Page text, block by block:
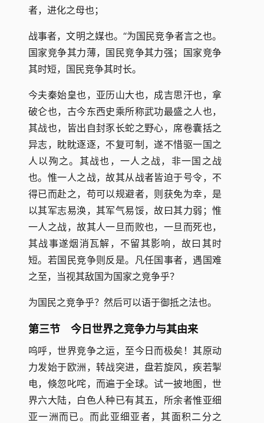
者，进化之母也；
战事者，文明之媒也。“为国民竞争者言之也。
国家竞争其力薄，国民竞争其力强；国家竞争
其时短，国民竞争其时长。
今夫秦始皇也，亚历山大也，成吉思汗也，拿
破仑也，古今东西史乘所称武功最盛之人也，
其战也，皆出自封豕长蛇之野心，席卷囊括之
异志，眈眈逐逐，不复可制，遂不惜驱一国之
人以殉之。其战也，一人之战，非一国之战
也。惟一人之战，故其从战者皆迫于号令，不
得已而赴之，苟可以规避者，则获免为幸，是
以其军志易涣，其军气易馁，故曰其力弱；惟
一人之战，故其人一旦而败也，一旦而死也，
其战事遂烟消瓦解，不留其影响，故曰其时
短。若国民竞争则反是。凡任国事者，遇国难
之至，当视其敌国为国家之竞争乎？
为国民之竞争乎？然后可以语于御抵之法也。
第三节 今日世界之竞争力与其由来
呜呼，世界竞争之运，至今日而极矣！其原动
力发始于欧洲，转战突进，盘若旋风，疾若掣
电，倏忽叱咤，而遍于全球。试一披地图，世
界六大陆，白色人种已有其五，所余者惟亚细
亚一洲而已。而此亚细亚者，其面积二分之